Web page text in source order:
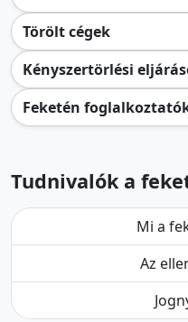
Törölt cégek
Kényszertörlési
Feketén
Tudnivalók a
Mi a
Az